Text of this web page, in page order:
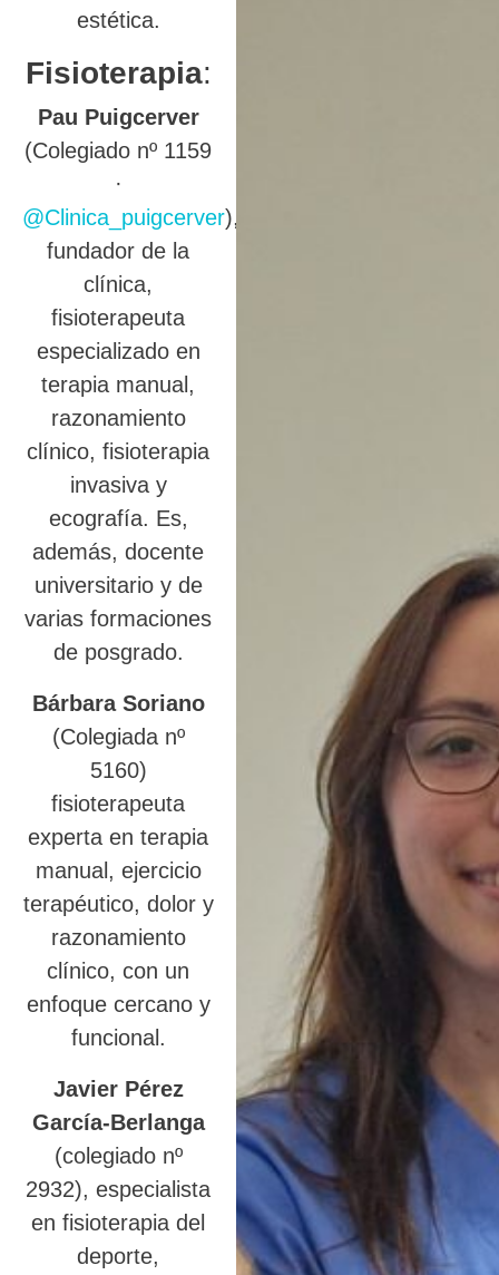
estética.
Fisioterapia:
Pau Puigcerver
(Colegiado nº 1159
·
@Clinica_puigcerver),
fundador de la
clínica,
fisioterapeuta
especializado en
terapia manual,
razonamiento
clínico, fisioterapia
invasiva y
ecografía. Es,
además, docente
universitario y de
varias formaciones
de posgrado.
Bárbara Soriano
(Colegiada nº
5160)
fisioterapeuta
experta en terapia
manual, ejercicio
terapéutico, dolor y
razonamiento
clínico, con un
enfoque cercano y
funcional.
Javier Pérez
García-Berlanga
(colegiado nº
2932), especialista
en fisioterapia del
deporte,